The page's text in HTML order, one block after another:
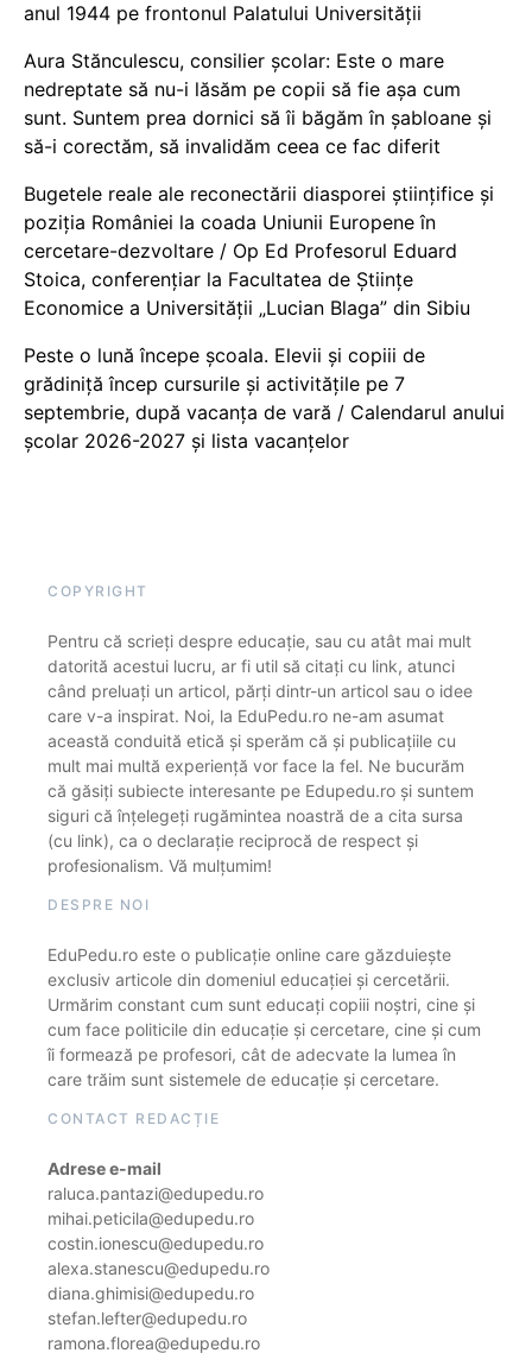
anul 1944 pe frontonul Palatului Universității
Aura Stănculescu, consilier școlar: Este o mare
nedreptate să nu-i lăsăm pe copii să fie așa cum
sunt. Suntem prea dornici să îi băgăm în șabloane și
să-i corectăm, să invalidăm ceea ce fac diferit
Bugetele reale ale reconectării diasporei științifice și
poziția României la coada Uniunii Europene în
cercetare-dezvoltare / Op Ed Profesorul Eduard
Stoica, conferențiar la Facultatea de Științe
Economice a Universității „Lucian Blaga” din Sibiu
Peste o lună începe școala. Elevii și copiii de
grădiniță încep cursurile și activitățile pe 7
septembrie, după vacanța de vară / Calendarul anului
școlar 2026-2027 și lista vacanțelor
COPYRIGHT
Pentru că scrieți despre educație, sau cu atât mai mult
datorită acestui lucru, ar fi util să citați cu link, atunci
când preluați un articol, părți dintr-un articol sau o idee
care v-a inspirat. Noi, la EduPedu.ro ne-am asumat
această conduită etică și sperăm că și publicațiile cu
mult mai multă experiență vor face la fel. Ne bucurăm
că găsiți subiecte interesante pe Edupedu.ro și suntem
siguri că înțelegeți rugămintea noastră de a cita sursa
(cu link), ca o declarație reciprocă de respect și
profesionalism. Vă mulțumim!
DESPRE NOI
EduPedu.ro este o publicație online care găzduiește
exclusiv articole din domeniul educației și cercetării.
Urmărim constant cum sunt educați copiii noștri, cine și
cum face politicile din educație și cercetare, cine și cum
îi formează pe profesori, cât de adecvate la lumea în
care trăim sunt sistemele de educație și cercetare.
CONTACT REDACȚIE
Adrese e-mail
raluca.pantazi@edupedu.ro
mihai.peticila@edupedu.ro
costin.ionescu@edupedu.ro
alexa.stanescu@edupedu.ro
diana.ghimisi@edupedu.ro
stefan.lefter@edupedu.ro
ramona.florea@edupedu.ro